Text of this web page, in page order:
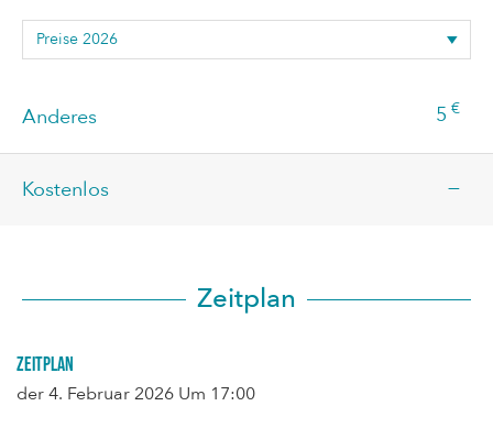
Anderes 5 €
Kostenlos —
Zeitplan
Zeitplan
der4. Februar 2026 Um 17:00